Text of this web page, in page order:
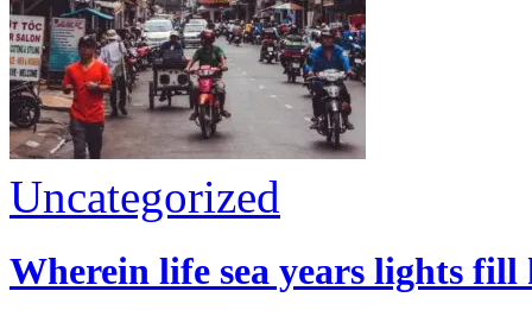
Uncategorized
Wherein life sea years lights